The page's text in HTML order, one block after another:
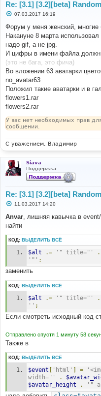
Re: [3.1] [3.2][beta]
С
о
б
щ
е
н
и
е
07.03.2017 16:19
Форум у меня женский, многие
Накануне 8 марта
надо gif, а не jpg.
И цифры в имени файла
(это не бага, это фича)
Во вложении 63 аватарки
no_avatar63
Положил такие аватарки и в
flowers1.rar
flowers2.rar
У вас нет необходимых прав
сообщении.
С уважением, Владимир
Siava
Поддержка
Re: [3.1] [3.2][beta]
С
о
щ
н
и
11.03.2017 14:20
Anvar, лишняя кавычка в
найти
КОД: ВЫДЕЛИТЬ ВСЁ
$alt .= '" title="' .
'"' ;
заменить
КОД: ВЫДЕЛИТЬ ВСЁ
$alt .= '" title="' .
'' ;
Если смотреть исходный код
Отправлено спустя 1 минуту 58
Также в
КОД: ВЫДЕЛИТЬ ВСЁ
$event [ 'html' ] =
width="'
.
$avatar_height
. '"